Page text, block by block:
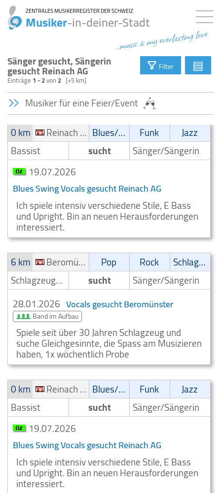
ZENTRALES MUSIKERREGISTER DER SCHWEIZ
Musiker-in-deiner-Stadt
...music is my everlasting love
Sänger gesucht, Sängerin
gesucht Reinach AG
Einträge 1 - 2von2 [+5 km]
Filter ▤
Musiker für eine Feier/Event
0 km
Reinach AG Blues/Swing Funk
Jazz
Bassist
sucht
Sänger/Sängerin
19.07.2026
Blues Swing Vocals gesucht Reinach AG
Ich spiele intensiv verschiedene Stile, E Bass
und Upright. Bin an neuen Herausforderungen
interessiert.
6 km
Beromünster Pop Rock
Schlager
Schlagzeuger/Drummer
sucht
Sänger/Sängerin
28.01.2026 Vocals gesucht Beromünster
Band im Aufbau
Spiele seit über 30 Jahren Schlagzeug und
suche Gleichgesinnte, die Spass am Musizieren
haben, 1x wöchentlich Probe
0 km
Reinach AG Blues/Swing Funk
Jazz
Bassist
sucht
Sänger/Sängerin
19.07.2026
Blues Swing Vocals gesucht Reinach AG
Ich spiele intensiv verschiedene Stile, E Bass
und Upright. Bin an neuen Herausforderungen
interessiert.